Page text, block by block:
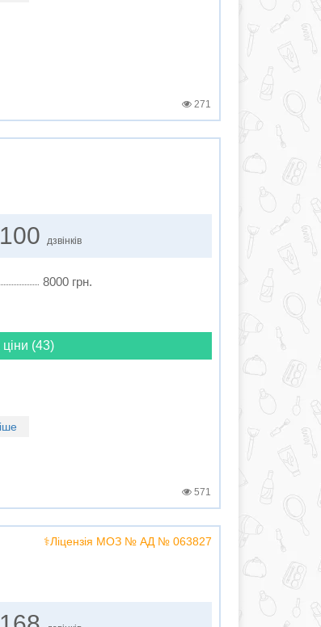
271
100 дзвінків
8000 грн.
ціни (43)
571
⚕️Ліцензія МОЗ № АД № 063827